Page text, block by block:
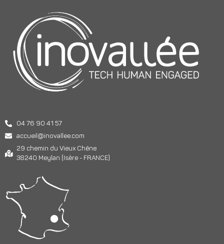
04 76 90 41 57
accueil@inovallee.com
29 chemin du Vieux Chêne
38240 Meylan (Isère - FRANCE)